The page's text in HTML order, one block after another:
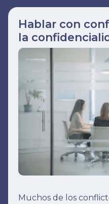
Hablar con
la
Muchos de los